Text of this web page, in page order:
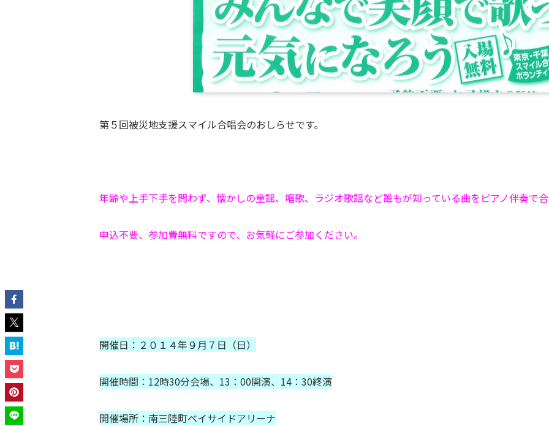
第５回被災地支援スマイル合唱会のおしらせです。
年齢や上手下手を問わず、懐かしの童謡、唱歌、ラジオ歌謡など誰もが知っている曲をピアノ伴奏で
申込不要、参加費無料ですので、お気軽にご参加ください。
開催日：２０１４年９月７日（日）
開催時間：12時30分会場、13：00開演、14：30終演
開催場所：南三陸町ベイサイドアリーナ